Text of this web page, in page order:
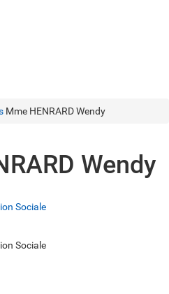
Mme HENRARD Wendy
Wendy
Sociale
Sociale